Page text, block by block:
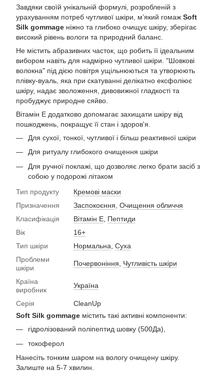
Завдяки своїй унікальній формулі, розробленій з
урахуванням потреб чутливої шкіри, мʼякий гомаж Soft
Silk gommage ніжно та глибоко очищує шкіру, зберігає
високий рівень вологи та природний баланс.
Не містить абразивних часток, що робить її ідеальним
вибором навіть для надмірно чутливої шкіри. "Шовкові
волокна" під дією повітря ущільнюються та утворюють
плівку-вуаль, яка при скатуванні делікатно ексфоліює
шкіру, надає зволоження, дивовижної гладкості та
пробуджує природне сяйво.
Вітамін Е додатково допомагає захищати шкіру від
пошкоджень, покращує її стан і здоров'я.
Для сухої, тонкої, чутливої і більш реактивної шкіри
Для ритуалу глибокого очищення шкіри
Для ручної поклажі, що дозволяє легко брати засіб з
собою у подорожі літаком
Тип продукту
Кремові маски
Призначення
Заспокоєння Очищення обличчя
Класифікація
Вітамін Е Пептиди
Вік
16+
Тип шкіри
Нормальна Суха
Проблеми
шкіри
Почервоніння Чутливість шкіри
Країна
виробник
Україна
Серія
CleanUp
Soft Silk gommage містить такі активні компоненти:
гідролізований поліпептид шовку (500Да),
токоферол
Нанесіть тонким шаром на вологу очищену шкіру.
Залиште на 5-7 хвилин.